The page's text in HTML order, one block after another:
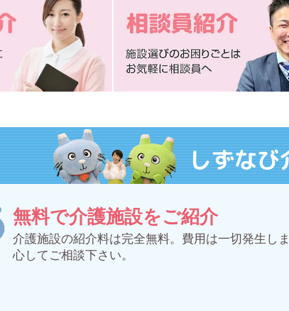
しずな
無料で介護施設をご紹介
介護施設の紹介料は完全無料。費用は一切発生し
心してご相談下さい。